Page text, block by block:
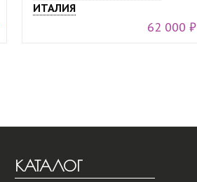
ИТАЛИЯ
62 000 ₽
КАТАЛОГ